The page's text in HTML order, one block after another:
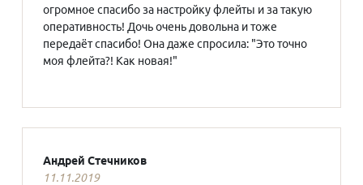
огромное спасибо за настройку флейты и за такую
оперативность! Дочь очень довольна и тоже
передаёт спасибо! Она даже спросила: "Это точно
моя флейта?! Как новая!"
Андрей Стечников
11.11.2019